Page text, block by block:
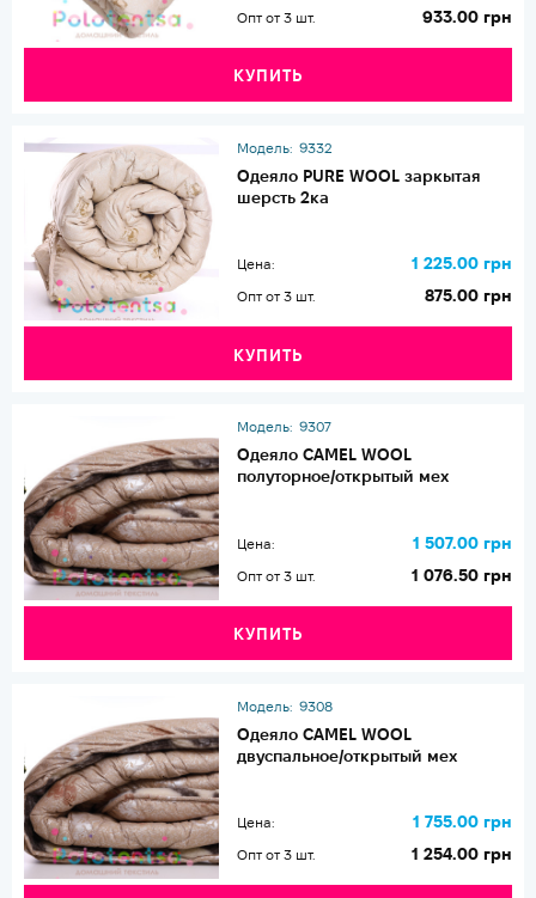
Опт от 3 шт. 933.00 грн
КУПИТЬ
Модель: 9332
Одеяло PURE WOOL заркытая
шерсть 2ка
Цена: 1 225.00 грн
Опт от 3 шт. 875.00 грн
КУПИТЬ
Модель: 9307
Одеяло CAMEL WOOL
полуторное/открытый мех
Цена: 1 507.00 грн
Опт от 3 шт. 1 076.50 грн
КУПИТЬ
Модель: 9308
Одеяло CAMEL WOOL
двуспальное/открытый мех
Цена: 1 755.00 грн
Опт от 3 шт. 1 254.00 грн